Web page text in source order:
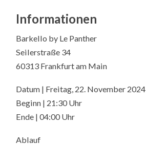
Informationen
Barkello by Le Panther
Seilerstraße 34
60313 Frankfurt am Main
Datum | Freitag, 22. November 2024
Beginn | 21:30 Uhr
Ende | 04:00 Uhr
Ablauf